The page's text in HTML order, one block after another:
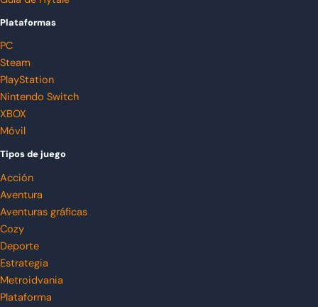
Plataformas
PC
Steam
PlayStation
Nintendo Switch
XBOX
Móvil
Tipos de juego
Acción
Aventura
Aventuras gráficas
Cozy
Deporte
Estrategia
Metroidvania
Plataforma